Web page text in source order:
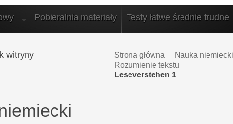
Pobieralnia materiały Testy łatwe średnie trudne
witryny Strona główna
Nauka niemiecki
Rozumienie tekstu
Leseverstehen 1